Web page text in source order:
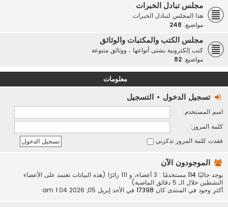
مجلس تبادل الخبرات
هذا المجلس لتبادل الخبرات.
مواضيع: 248
مجلس الكتب والمكتبات والوثائق
كتب إلكترونية بشتى أنواعها ، ووثائق متنوعة
مواضيع: 82
معلومات
تسجيل الدخول • التسجيل
اسم المستخدم:
كلمة المرور:
فقدت كلمة المرور تذكرني
الموجودون الآن
يوجد حاليًا 114
مستخدمًا : 3 أعضاء، و 111 زائرًا (هذه البيانات تعتمد على الأعضاء
النشطين خلال الـ 5 دقائق الماضية)
أكثر وجود في المنتدى كان 17398 في الأحد إبريل 05, 2026 1:04 am